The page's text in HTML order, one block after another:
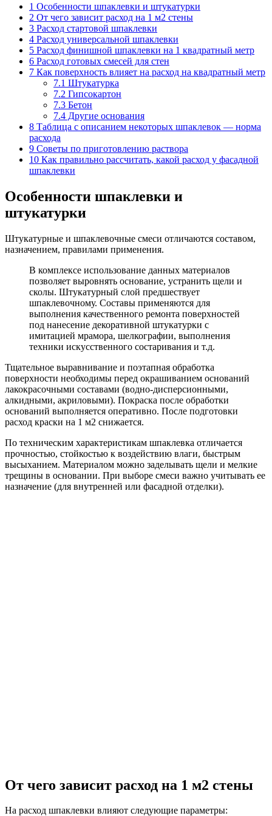
1 Особенности шпаклевки и штукатурки
2 От чего зависит расход на 1 м2 стены
3 Расход стартовой шпаклевки
4 Расход универсальной шпаклевки
5 Расход финишной шпаклевки на 1 квадратный метр
6 Расход готовых смесей для стен
7 Как поверхность влияет на расход на квадратный метр
7.1 Штукатурка
7.2 Гипсокартон
7.3 Бетон
7.4 Другие основания
8 Таблица с описанием некоторых шпаклевок — норма
расхода
9 Советы по приготовлению раствора
10 Как правильно рассчитать, какой расход у фасадной
шпаклевки
Особенности шпаклевки и
штукатурки
Штукатурные и шпаклевочные смеси отличаются составом,
назначением, правилами применения.
В комплексе использование данных материалов
позволяет выровнять основание, устранить щели и
сколы. Штукатурный слой предшествует
шпаклевочному. Составы применяются для
выполнения качественного ремонта поверхностей
под нанесение декоративной штукатурки с
имитацией мрамора, шелкографии, выполнения
техники искусственного состаривания и т.д.
Тщательное выравнивание и поэтапная обработка
поверхности необходимы перед окрашиванием оснований
лакокрасочными составами (водно-дисперсионными,
алкидными, акриловыми). Покраска после обработки
оснований выполняется оперативно. После подготовки
расход краски на 1 м2 снижается.
По техническим характеристикам шпаклевка отличается
прочностью, стойкостью к воздействию влаги, быстрым
высыханием. Материалом можно заделывать щели и мелкие
трещины в основании. При выборе смеси важно учитывать ее
назначение (для внутренней или фасадной отделки).
От чего зависит расход на 1 м2 стены
На расход шпаклевки влияют следующие параметры: